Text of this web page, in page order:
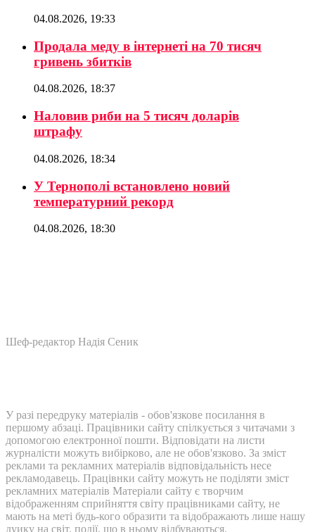
04.08.2026, 19:33
Продала меду в інтернеті на 70 тисяч
гривень збитків
04.08.2026, 18:37
Наловив риби на 5 тисяч доларів
штрафу
04.08.2026, 18:34
У Тернополі встановлено новий
температурний рекорд
04.08.2026, 18:30
Шеф-редактор Надія Сеник
У разі передруку матеріалів - обов'язкове посилання в
першому абзаці. Працівники сайту спілкується з читачами з
допомогою електронної пошти. Відповідати на листи
журналісти можуть вибірково, але не обов'язково. За зміст
реклами та рекламних матеріалів відповідальність несе
рекламодавець. Працівнки сайту можуть не поділяти зміст
рекламних матеріалів Матеріали сайту є творчим
відображенням сприйняття світу працівниками сайту, не
мають на меті будь-кого образити та відображають лише нашу
дуику на світ, події, що в ньому відбуваються.